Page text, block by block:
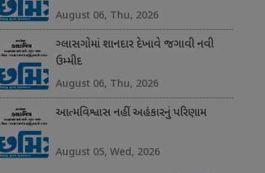
August 06, Thu, 2026
ગ્લાસગોમાં શાનદાર દેખાવે જગાવી નવી
ઉમ્મીદ
August 06, Thu, 2026
આત્મવિશ્વાસ નહીં અહંકારનું પરિણામ
August 05, Wed, 2026